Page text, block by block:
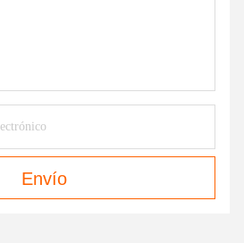
Envío